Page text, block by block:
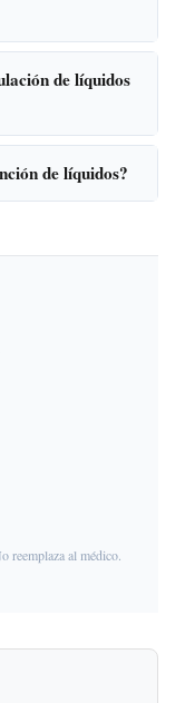
de líquidos
de líquidos?
al médico.